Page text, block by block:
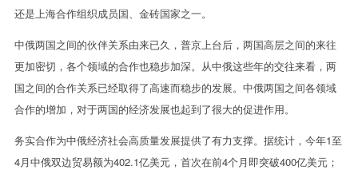
还是上海合作组织成员国、金砖国家之一。
中俄两国之间的伙伴关系由来已久，普京上台后，两国高层之间的来往
更加密切，各个领域的合作也稳步加深。从中俄这些年的交往来看，两
国之间的合作关系已经取得了高速而稳步的发展。中俄两国之间各领域
合作的增加，对于两国的经济发展也起到了很大的促进作用。
务实合作为中俄经济社会高质量发展提供了有力支撑。据统计，今年1至
4月中俄双边贸易额为402.1亿美元，首次在前4个月即突破400亿美元；